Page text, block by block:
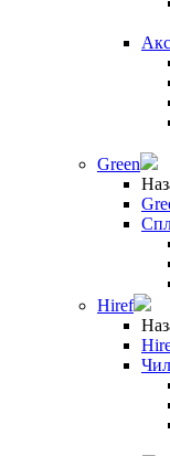
Green
Hiref